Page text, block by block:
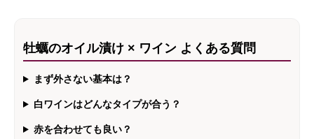
牡蠣のオイル漬け × ワイン よくある質問
まず外さない基本は？
白ワインはどんなタイプが合う？
赤を合わせても良い？